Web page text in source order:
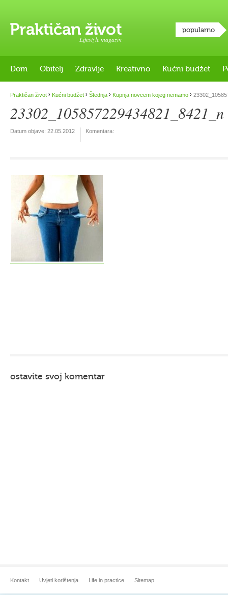
Lifestyle magazin
popularno
Dom Obitelj Zdravlje Kreativno Kućni budžet
Praktičan život › Kućni budžet › Štednja › Kupnja novcem kojeg nemamo ›
23302_105857229434821_8421_n
Datum objave: 22.05.2012 Komentara:
ostavite svoj komentar
Kontakt Uvjeti korištenja Life in practice Sitemap